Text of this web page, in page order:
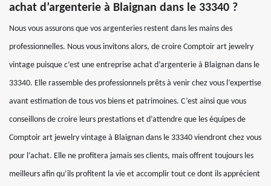
achat d’argenterie à Blaignan dans le 33340 ?
Nous vous assurons que vos argenteries restent dans les mains des
professionnelles. Nous vous invitons alors, de croire Comptoir art jewelry
vintage puisque c’est une entreprise achat d’argenterie à Blaignan dans le
33340. Elle rassemble des professionnels prêts à venir chez vous l’expertise
avant estimation de tous vos biens et patrimoines. C’est ainsi que vous
conseillons de croire leurs prestations et d’attendre que les équipes de
Comptoir art jewelry vintage à Blaignan dans le 33340 viendront chez vous
pour l’achat. Elle ne profitera jamais ses clients, mais offrent toujours les
meilleurs afin qu’ils profitent la vie et accomplir tout ce dont ils apprécient